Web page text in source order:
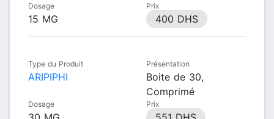
Dosage
15 MG
Prix
400 DHS
Type du Produit
ARIPIPHI
Présentation
Boite de 30,
Comprimé
Dosage Prix